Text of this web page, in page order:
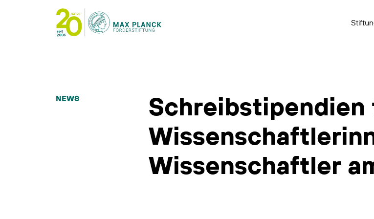
NEWS
Schreibstipendien
Wissenschaftler